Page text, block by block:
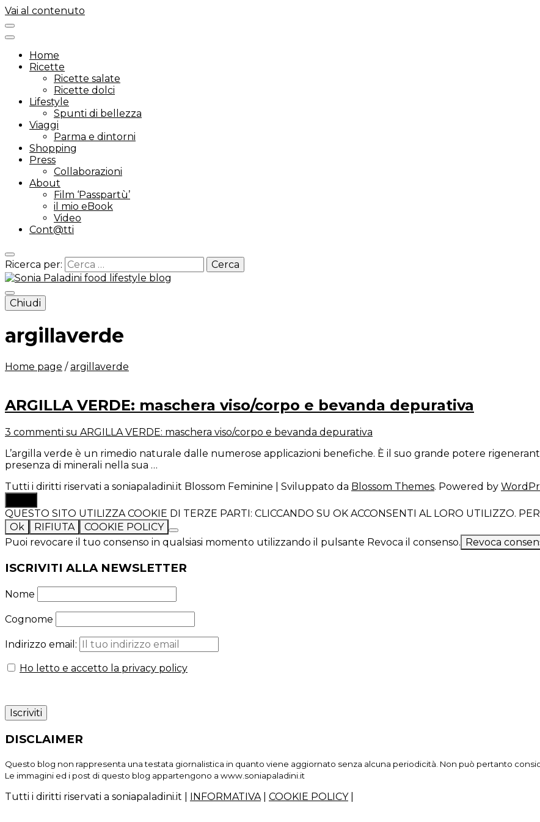
Vai al contenuto
Home
Ricette
Ricette salate
Ricette dolci
Lifestyle
Spunti di bellezza
Viaggi
Parma e dintorni
Shopping
Press
Collaborazioni
About
Film ‘Passpartù’
il mio eBook
Video
Cont@tti
Ricerca per:
Sonia Paladini – food and lifestyle blog – Italy
Chiudi
argillaverde
Home page / argillaverde
ARGILLA VERDE: maschera viso/corpo e bevanda depurativa
3 commenti su ARGILLA VERDE: maschera viso/corpo e bevanda depurativa
L’argilla verde è un rimedio naturale dalle numerose applicazioni benefiche. È il suo grande potere
presenza di minerali nella sua …
Tutti i diritti riservati a soniapaladini.it Blossom Feminine | Sviluppato da Blossom Themes. Powered by
QUESTO SITO UTILIZZA COOKIE DI TERZE PARTI: CLICCANDO SU OK ACCONSENTI AL LORO UTILIZZO.
Ok
RIFIUTA
COOKIE POLICY
Puoi revocare il tuo consenso in qualsiasi momento utilizzando il pulsante Revoca il consenso. Revoca
ISCRIVITI ALLA NEWSLETTER
Nome
Cognome
Indirizzo email:
Ho letto e accetto la privacy policy
DISCLAIMER
Questo blog non rappresenta una testata giornalistica in quanto viene aggiornato senza alcuna periodicità. Non può pertanto
Le immagini ed i post di questo blog appartengono a www.soniapaladini.it
Tutti i diritti riservati a soniapaladini.it INFORMATIVA COOKIE POLICY|